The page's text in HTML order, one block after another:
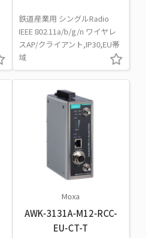
鉄道産業用 シングルRadio
IEEE 802.11a/b/g/n ワイヤレ
スAP/クライアント,IP30,EU帯
域
Moxa
AWK-3131A-M12-RCC-
EU-CT-T